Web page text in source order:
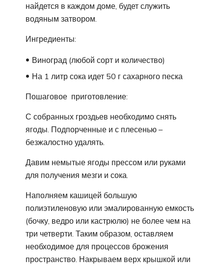
найдется в каждом доме, будет служить
водяным затвором.
Ингредиенты:
Виноград (любой сорт и количество)
На 1 литр сока идет 50 г сахарного песка
Пошаговое приготовление:
С собранных гроздьев необходимо снять
ягоды. Подпорченные и с плесенью –
безжалостно удалять.
Давим немытые ягоды прессом или руками
для получения мезги и сока.
Наполняем кашицей большую
полиэтиленовую или эмалированную емкость
(бочку, ведро или кастрюлю) не более чем на
три четверти. Таким образом, оставляем
необходимое для процессов брожения
пространство. Накрываем верх крышкой или